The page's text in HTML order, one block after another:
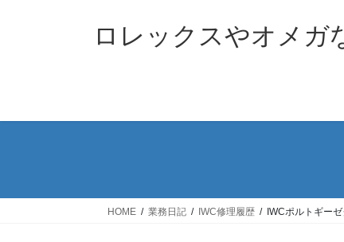
ス
ン
ロレックスやオメ
HOME 業務日記 IWC修理履歴 IWCポルトギー